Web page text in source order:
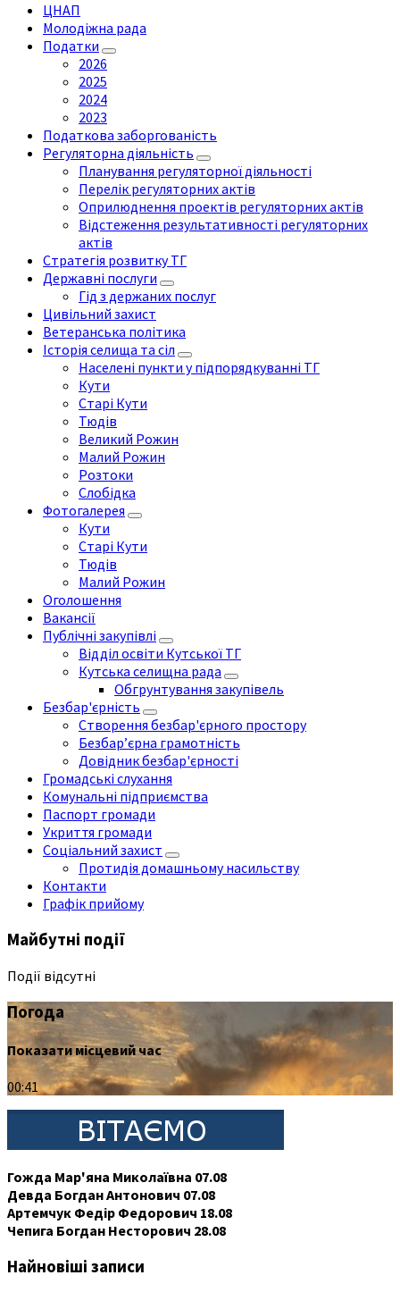
ЦНАП
Молодіжна рада
Податки
2026
2025
2024
2023
Податкова заборгованість
Регуляторна діяльність
Планування регуляторної діяльності
Перелік регуляторних актів
Оприлюднення проектів регуляторних актів
Відстеження результативності регуляторних
актів
Стратегія розвитку ТГ
Державні послуги
Гід з держаних послуг
Цивільний захист
Ветеранська політика
Історія селища та сіл
Населені пункти у підпорядкуванні ТГ
Кути
Старі Кути
Тюдів
Великий Рожин
Малий Рожин
Розтоки
Слобідка
Фотогалерея
Кути
Старі Кути
Тюдів
Малий Рожин
Оголошення
Вакансії
Публічні закупівлі
Відділ освіти Кутської ТГ
Кутська селищна рада
Обгрунтування закупівель
Безбар'єрність
Створення безбар'єрного простору
Безбар’єрна грамотність
Довідник безбар'єрності
Громадські слухання
Комунальні підприємства
Паспорт громади
Укриття громади
Соціальний захист
Протидія домашньому насильству
Контакти
Графік прийому
Майбутні події
Події відсутні
Погода
Показати місцевий час
00:41
Гожда Мар'яна Миколаївна 07.08
Девда Богдан Антонович 07.08
Артемчук Федір Федорович 18.08
Чепига Богдан Несторович 28.08
Найновіші записи